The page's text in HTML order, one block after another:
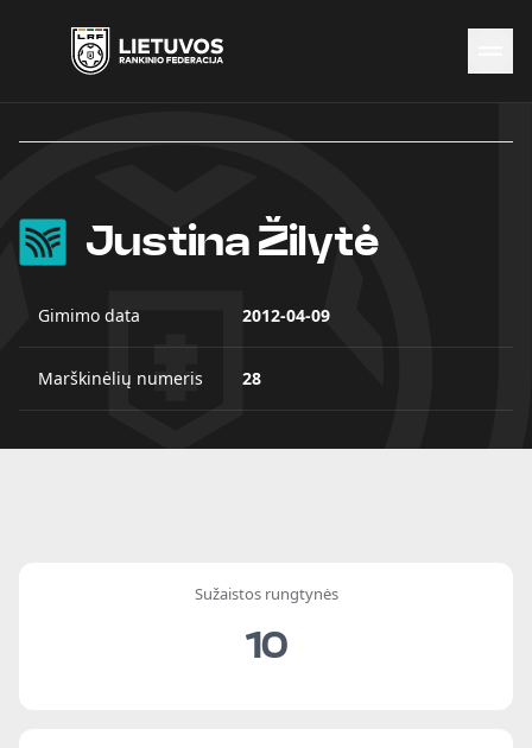
Naujienos
Čempionatai
KontaktaiJustina Žilytė
Gimimo data 2012-04-09
Marškinėlių numeris 28
Sužaistos rungtynės
10